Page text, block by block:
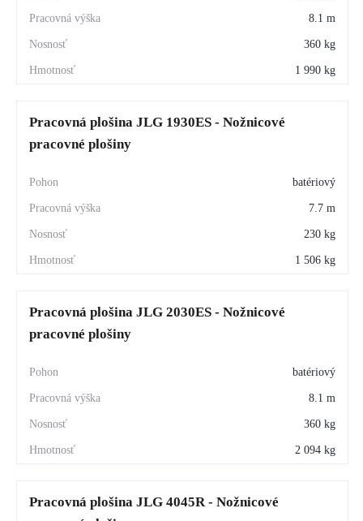
8.1 m
360 kg
1 990 kg
Pracovná plošina JLG 1930ES - Nožnicové
pracovné plošiny
batériový
7.7 m
230 kg
1 506 kg
Pracovná plošina JLG 2030ES - Nožnicové
pracovné plošiny
batériový
8.1 m
360 kg
2 094 kg
Pracovná plošina JLG 4045R - Nožnicové